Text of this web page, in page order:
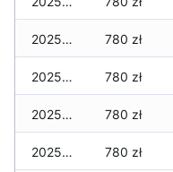
2025-12-15 780 zł
2025-12-14 780 zł
2025-12-13 780 zł
2025-12-12 780 zł